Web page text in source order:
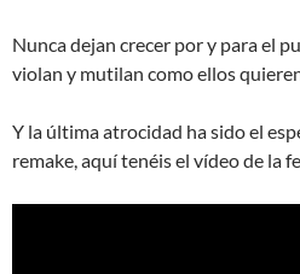
Nunca dejan crecer por y para el
violan y mutilan como ellos
Y la última atrocidad ha sido el
remake, aquí tenéis el vídeo de la